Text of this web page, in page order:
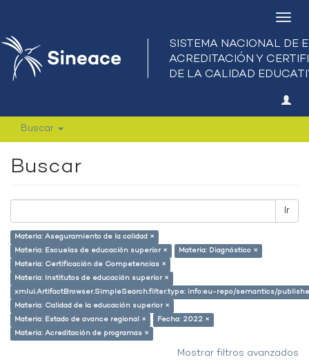
Buscar
Buscar
Ir
Materia: Aseguramiento de la calidad ×
Materia: Escuelas de educación superior ×
Materia: Diagnóstico ×
Materia: Certificación de Competencias ×
Materia: Institutos de educación superior ×
xmlui.ArtifactBrowser.SimpleSearch.filter.type: info:eu-repo/semantics/
Materia: Calidad de la educación superior ×
Materia: Estado de avance regional ×
Fecha: 2022 ×
Materia: Acreditación de programas ×
Mostrar filtros avanzados